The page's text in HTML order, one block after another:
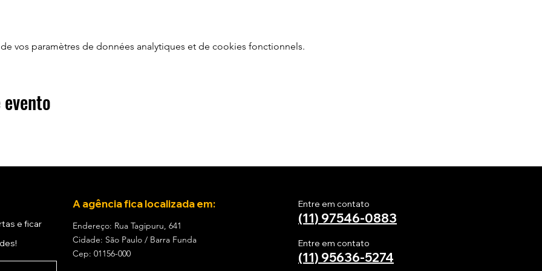
de atendimentoque estaremos prontos para te ajudar :)
qualquer pacote ou promoção de transporte ou ingressos é necessário efetuar o
necessidades dos nossos clientes para melhor atendê-los e conhecer suas
de qualquer excursão ou evento estará informado no site da empresa
publicações das redes sociais ou grupo do Whatsapp.
para o embarque será de 30 (trinta) minutos, impreterivelmente, conforme horário
e mídias sociais. Decorrido esse prazo de tolerância , a GOODVIBESTOUR, se reserva o
mesmo sem a presença do cliente faltante, não cabendo por parte do passageiro
vos paramètres de données analytiques et de cookies fonctionnels.
e ficar
A agência fica localizada em:
Endereço: Rua Tagipuru, 641
Cidade: São Paulo / Barra Funda
Cep: 01156-000
Entre em contato
(11) 97546-0883
Entre em contato
(11) 95636-5274